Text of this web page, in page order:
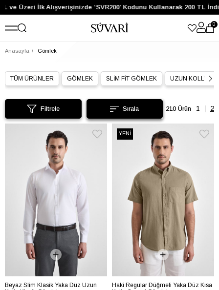
İlk Alışverişinizde ‘SVR200’ Kodunu Kullanarak 200 TL İndirim
0
Anasayfa Gömlek
TÜM ÜRÜNLER GÖMLEK SLİM FİT GÖMLEK UZUN KOLLU
Filtrele 210 Ürün
Beyaz Slim Klasik Yaka Düz Uzun
Haki Regular Düğmeli Yaka Düz Kısa
YENİ